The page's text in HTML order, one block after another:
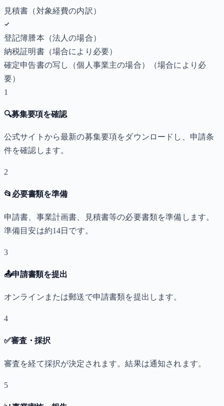
見積書（対象経費の内訳）
登記簿謄本（法人の場合）
納税証明書（場合により必要）
確定申告書の写し（個人事業主の場合）
（場合により必
要）
1
🔍募集要項を確認
公式サイトから最新の募集要項をダウンロードし、申請条
件を確認します。
2
📂 必要書類を準備
申請書、事業計画書、見積書等の必要書類を準備します。
準備目安は約14日です。
3
📤申請書類を提出
オンラインまたは郵送で申請書類を提出します。
4
✅審査・採択
審査を経て採択が決定されます。結果は通知されます。
5